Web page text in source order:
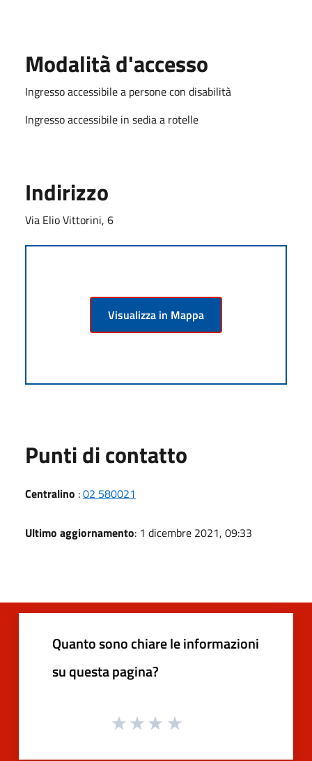
Modalità d'accesso
Ingresso accessibile a persone con disabilità
Ingresso accessibile in sedia a rotelle
Indirizzo
Via Elio Vittorini, 6
Visualizza in Mappa
Punti di contatto
Centralino :02 580021
Ultimo aggiornamento: 1 dicembre 2021, 09:33
Quanto sono chiare le informazioni
su questa pagina?